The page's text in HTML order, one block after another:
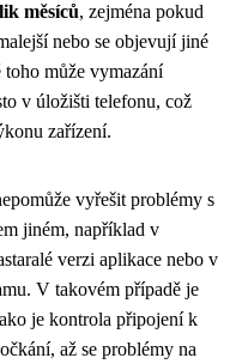
měsíců, zejména pokud
nebo se objevují jiné
může vymazání
v úložišti telefonu, což
zařízení.
vyřešit problémy s
jiném, například v
verzi aplikace nebo v
V takovém případě je
je kontrola připojení k
až se problémy na